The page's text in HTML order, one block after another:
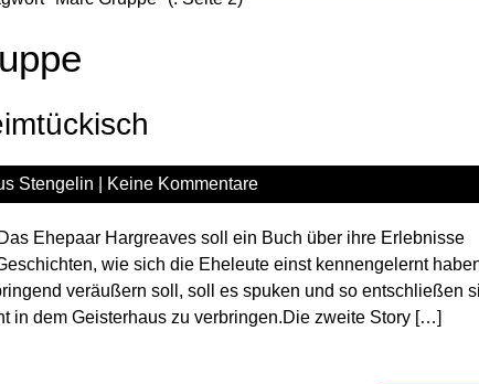
Stengelin Keine Kommentare
Das Ehepaar Hargreaves soll ein Buch über ihre Erlebnisse
wie sich die Eheleute einst kennengelernt
veräußern soll, soll es spuken und so entschließen
in dem Geisterhaus zu verbringen.Die zweite Story […]